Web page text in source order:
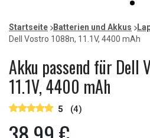
item
0
of
1
Startseite Batterien und Akkus
Dell Vostro 1088n, 11.1V, 4400 mAh
Akku passend für Dell
11.1V, 4400 mAh
5 (4)